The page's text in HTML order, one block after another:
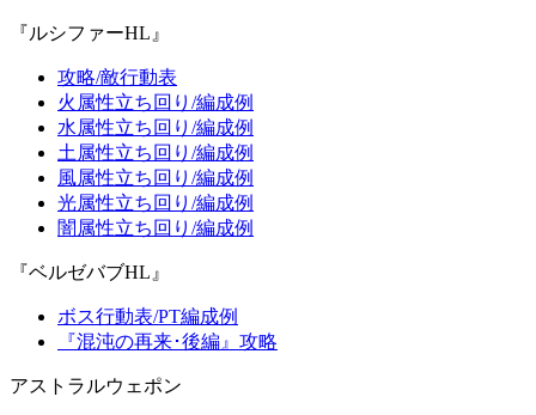
『ルシファーHL』
攻略/敵行動表
火属性立ち回り/編成例
水属性立ち回り/編成例
土属性立ち回り/編成例
風属性立ち回り/編成例
光属性立ち回り/編成例
闇属性立ち回り/編成例
『ベルゼバブHL』
ボス行動表/PT編成例
『混沌の再来･後編』攻略
アストラルウェポン